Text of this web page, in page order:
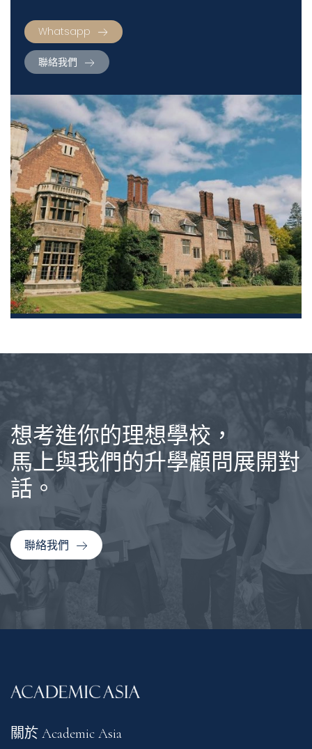
Whatsapp
聯絡我們
想考進你的理想學校，
馬上與我們的升學顧問展開對
話。
聯絡我們
關於 Academic Asia